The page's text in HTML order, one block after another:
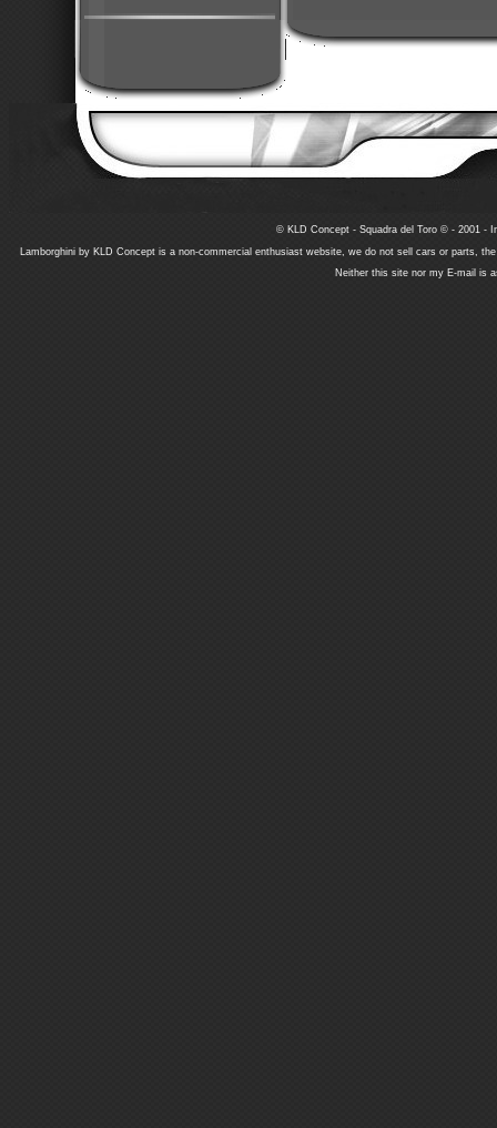
© KLD Concept - Squadra del Toro © - 2001 -
Lamborghini by KLD Concept is a non-commercial enthusiast website, we do not sell cars or parts,
Neither this site nor my E-mail is